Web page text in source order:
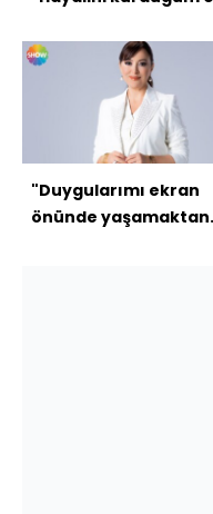
"Duygularımı ekran
önünde yaşamaktan